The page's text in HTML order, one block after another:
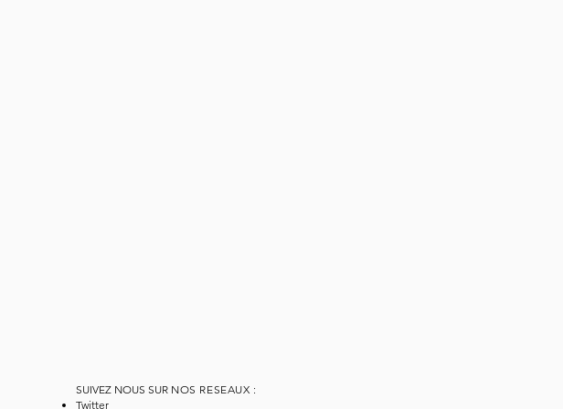
SUIVEZ NOUS SUR NOS RESEAUX :
Twitter